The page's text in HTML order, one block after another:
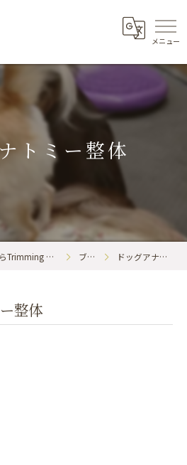
トミー整体
瑞穂区のペットサロンならTrimming & BodyCare COCORISH ブログ ドッグアナトミー整体
整体